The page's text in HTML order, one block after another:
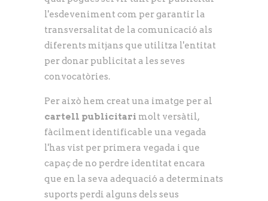
l'esdeveniment com per garantir la
transversalitat de la comunicació als
diferents mitjans que utilitza l'entitat
per donar publicitat a les seves
convocatòries.
Per això hem creat una imatge per al
cartell publicitari molt versàtil,
fàcilment identificable una vegada
l'has vist per primera vegada i que
capaç de no perdre identitat encara
que en la seva adequació a determinats
suports perdi alguns dels seus